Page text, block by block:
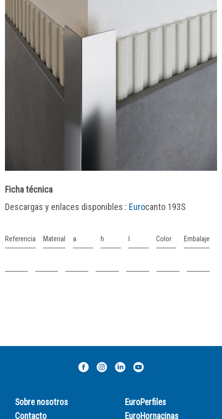
Ficha técnica
Descargas y enlaces disponibles : Eurocanto 193S
Referencia Material a h Color Embalaje
Sobre nosotros
Contacto
EuroPerfiles
EuroHornacinas